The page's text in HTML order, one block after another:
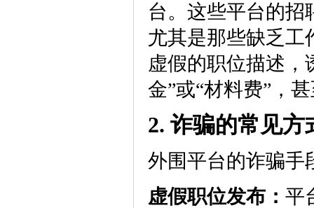
台。这些平台的招
尤其是那些缺乏工
虚假的职位描述，
金”或“材料费”，
2. 诈骗的常见方
外围平台的诈骗手
虚假职位发布： 平